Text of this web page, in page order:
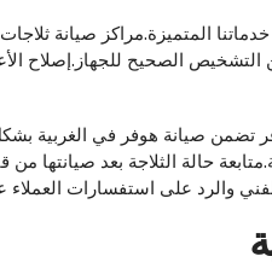
المتميزة.مراكز صيانة
التشخيص الصحيح للجهاز.إصلاح
تضمن صيانة هوفر في الغربية
حالة الثلاجة بعد صيانتها
والرد على استفسارات العملاء